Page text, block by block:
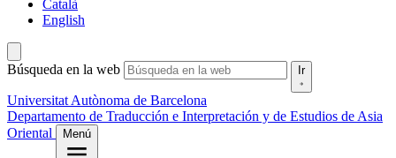
Català
English
Búsqueda en la web Ir
Universitat Autònoma de Barcelona
Departamento de Traducción e Interpretación y de Estudios de Asia
Oriental
Menú